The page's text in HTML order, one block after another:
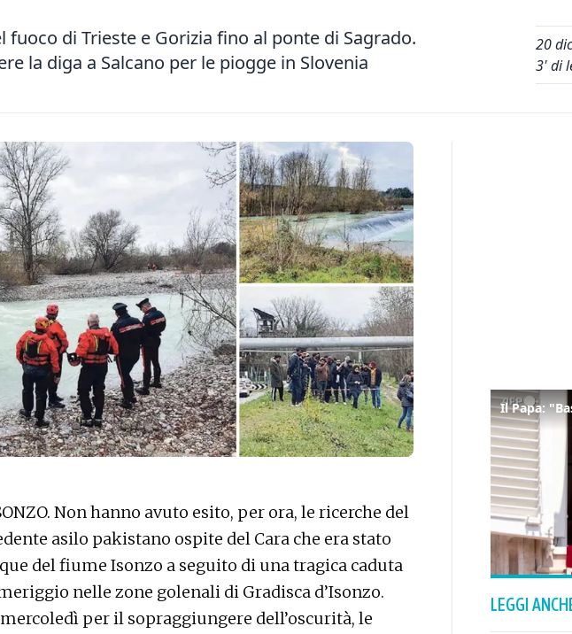
fuoco di Trieste e Gorizia fino al ponte di Sagrado.
la diga a Salcano per le piogge in Slovenia
20
3' di
Non hanno avuto esito, per ora, le ricerche del
asilo pakistano ospite del Cara che era stato
del fiume Isonzo a seguito di una tragica caduta
nelle zone golenali di Gradisca d’Isonzo.
per il sopraggiungere dell’oscurità, le
LEGGI